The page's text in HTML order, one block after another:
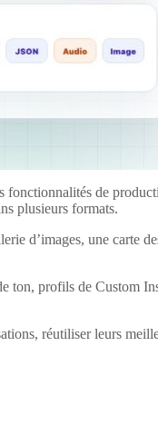
de
plusieurs formats.
d’images, une carte
ton, profils de Custom
réutiliser leurs